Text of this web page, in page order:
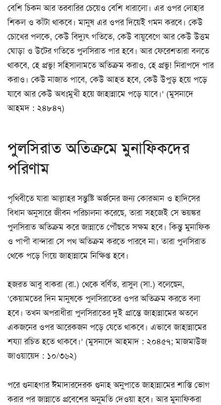
বেশি চিকন আর তরবারির চেয়েও বেশি ধারালো। এর ওপর লোহার
শিকল ও কাঁটা থাকবে। মানুষ এর ওপর দিয়েই গমন করবে। কেউ
চোখের পলকে, কেউ বিদ্যুৎ গতিতে, কেউ বায়ুবেগে আর কেউ উত্তম
ঘোড়া ও উটের গতিতে পুলসিরাত পার হবে। আর ফেরেশতারা বলতে
থাকবে, হে প্রভু! সহিসালামতে অতিক্রম করাও, হে প্রভু! নিরাপদে পার
করাও। কেউ নাজাত পাবে, কেউ আহত হবে, কেউ উপুড় হয়ে পড়ে
যাবে আর কেউ অধঃমুখী হয়ে জাহান্নামে পড়ে যাবে।’ (মুসনাদে
আহমদ : ২৪৮৪৭)
পুলসিরাত অতিক্রমে মুনাফিকদের
পরিণাম
পৃথিবীতে যারা আল্লাহর সন্তুষ্টি অর্জনের জন্য কোরআন ও হাদিসের
বিধান অনুসারে জীবন পরিচালনা করেছে, তারা সহজেই সে ভয়ঙ্কর
পুলসিরাত অতিক্রম করে জান্নাতে পৌঁছতে সক্ষম হবে। কিন্তু মুনাফিক
ও পাপী বান্দারা সে পথ অতিক্রম করতে পারবে না। তারা পুলসিরাত
থেকে পড়ে গিয়ে জাহান্নামে নিক্ষিপ্ত হবে।
হজরত আবু বাকরা (রা.) থেকে বর্ণিত, রাসুল (সা.) বলেছেন,
‘কেয়ামতের দিন মানুষকে পুলসিরাতের ওপর অতিক্রম করতে বলা
হবে। তখন অপরাধীরা পুলসিরাতের দুই প্রান্তে জাহান্নামের অতলে
একজনের ওপর আরেকজন পড়ে যেতে থাকবে। এভাবে জাহান্নামের
শয্যা রচিত হতে থাকবে।’ (মুসনাদে আহমাদ : ২০৪৫৭; মাজমাউজ
জাওয়ায়েদ : ১০/৩৬২)
পরে গুনাহগার ঈমাদারদেরক গুনাহ অনুপাতে জাহান্নামের শাস্তি ভোগ
করার পর জান্নাতে প্রবেশের অনুমতি দেওয়া হবে। আর মুনাফিকরা